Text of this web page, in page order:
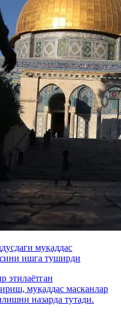
муқаддас
ишга туширди
этилаётган
муқаддас масканлар
назарда тутади.